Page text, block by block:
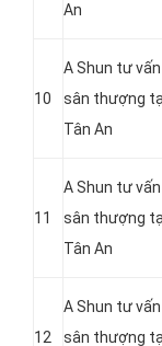
An
10
A Shun tư
sân thượng
Tân An
11
A Shun tư
sân thượng
Tân An
12
A Shun tư
sân thượng